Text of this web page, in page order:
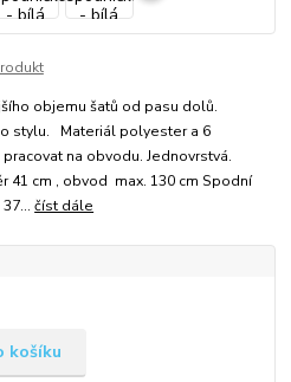
objemu šatů od pasu dolů.
stylu. Materiál polyester a 6
na obvodu. Jednovrstvá.
41 cm , obvod max. 130 cm Spodní
37...číst dále
košíku